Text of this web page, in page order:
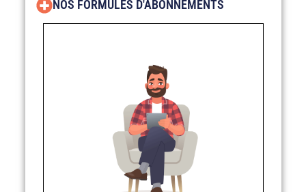
NOS FORMULES D'ABONNEMENTS